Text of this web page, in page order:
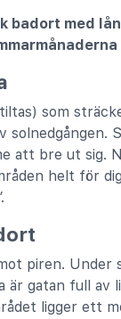
badort med
som
att bre ut sig.
helt för
piren. Under
gatan full av
ligger ett